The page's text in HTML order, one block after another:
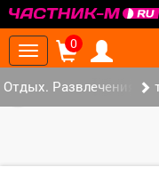
Toggle
navigation
0
Отдых. Развлечения.
‹